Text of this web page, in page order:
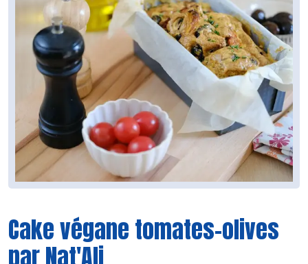
Cake végane tomates-olives
par Nat'Ali